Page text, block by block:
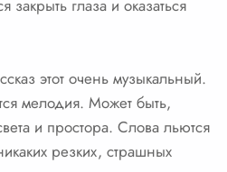
закрыть глаза и оказаться
этот очень музыкальный.
мелодия. Может быть,
и простора. Слова льются
резких, страшных